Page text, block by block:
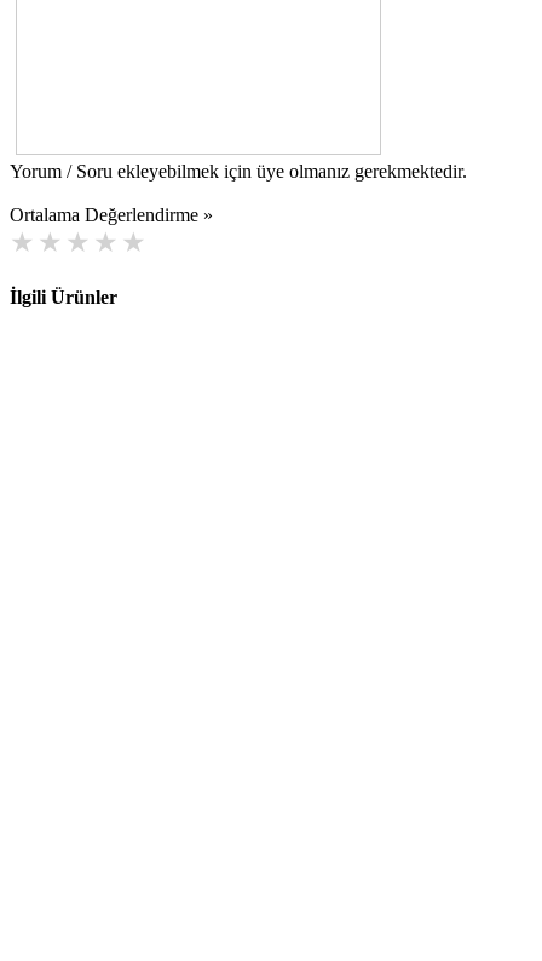
Yorum / Soru ekleyebilmek için üye olmanız gerekmektedir.
Ortalama Değerlendirme »
İlgili Ürünler